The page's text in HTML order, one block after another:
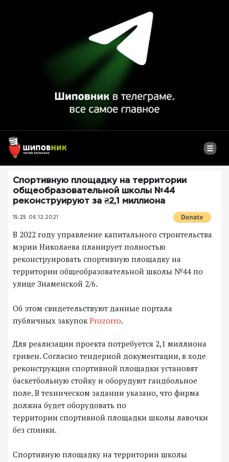
Спортивную площадку на территории
общеобразовательной школы №44
реконструируют за ₴2,1 миллиона
15:25 06.12.2021
В 2022 году управление капитального строительства
мэрии Николаева планирует полностью
реконструировать спортивную площадку на
территории общеобразовательной школы №44 по
улице Знаменской 2/6.
Об этом свидетельствуют данные портала
публичных закупокProzorro.
Для реализации проекта потребуется 2,1 миллиона
гривен. Согласно тендерной документации, в ходе
реконструкции спортивной площадки установят
баскетбольную стойку и оборудуют гандбольное
поле. В техническом задании указано, что фирма
должна будет оборудовать по
территории спортивной площадки школы лавочки
без спинки.
Спортивную площадку на территории школы